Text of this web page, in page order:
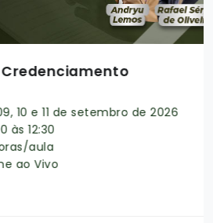
de setembro de 2026